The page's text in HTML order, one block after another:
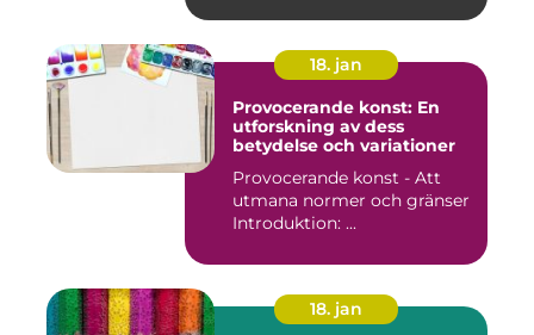
18. jan
Provocerande konst: En
utforskning av dess
betydelse och variationer
Provocerande konst - Att
utmana normer och gränser
Introduktion: ...
18. jan